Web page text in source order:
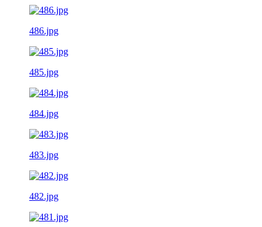
486.jpg
485.jpg
484.jpg
483.jpg
482.jpg